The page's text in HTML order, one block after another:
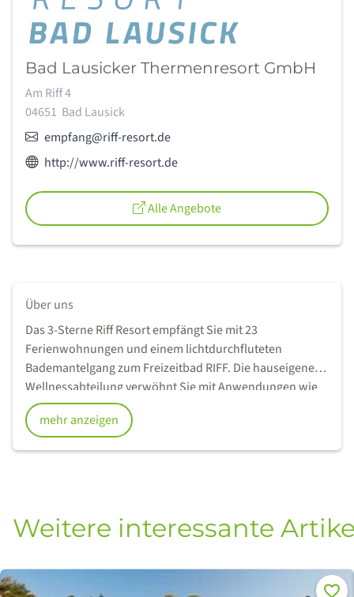
Bad Lausicker Thermenresort GmbH
Adresse:
Am Riff 4
04651 Bad Lausick
E-Mail:empfang@riff-resort.de
Webseite des Anbieters:
http://www.riff-resort.de
Alle Angebote
Über uns
Das 3-Sterne Riff Resort empfängt Sie mit 23
Ferienwohnungen und einem lichtdurchfluteten
Bademantelgang zum Freizeitbad RIFF. Die hauseigene
Wellnessabteilung verwöhnt Sie mit Anwendungen wie
Rasul (orientalisches Dampfbad), Whirlwanne oder
klassischen Massagen. Lernen Sie uns kennen und
mehr anzeigen
Weitere interessante